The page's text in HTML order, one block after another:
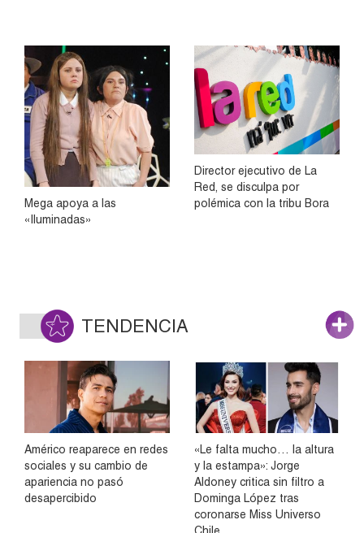
Mega apoya a las
«Iluminadas»
Director ejecutivo de La
Red, se disculpa por
polémica con la tribu Bora
TENDENCIA
Américo reaparece en redes
sociales y su cambio de
apariencia no pasó
desapercibido
«Le falta mucho… la altura
y la estampa»: Jorge
Aldoney critica sin filtro a
Dominga López tras
coronarse Miss Universo
Chile